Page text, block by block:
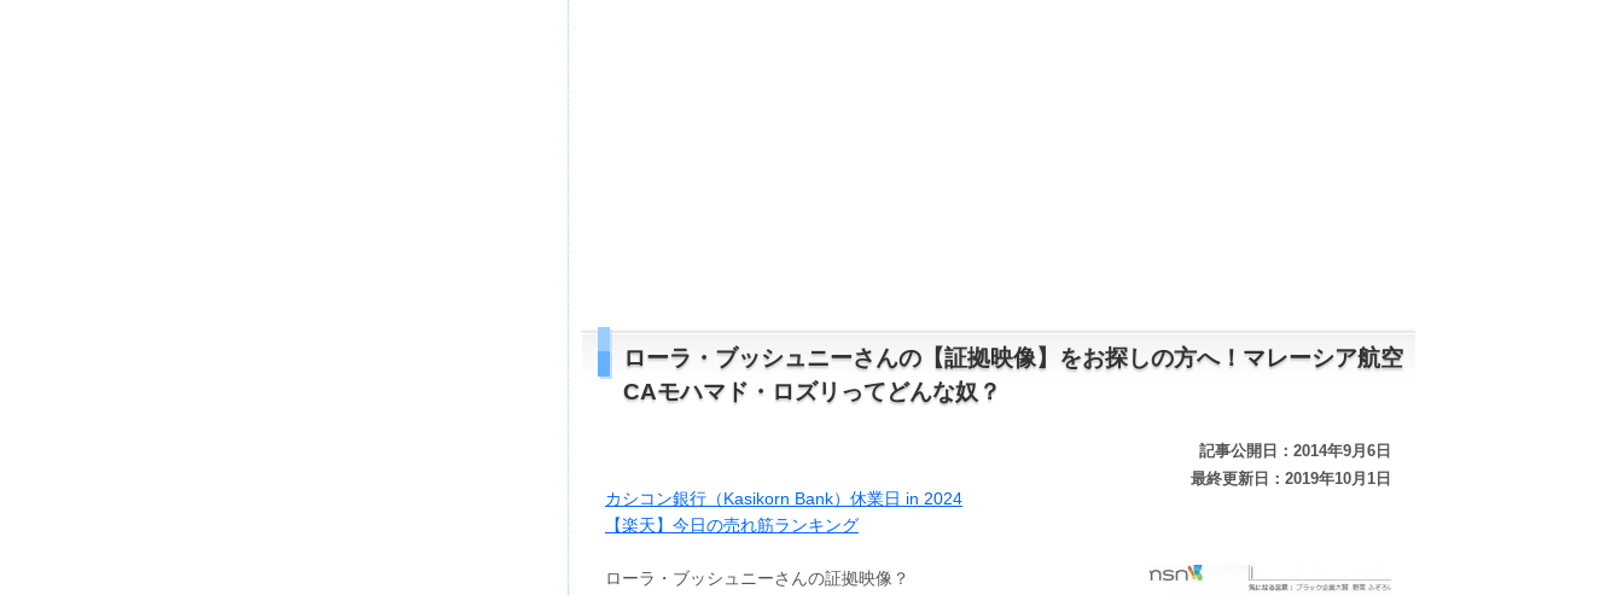
ローラ・ブッシュニーさんの【証拠映像】をお探しの方へ！マレーシア航空
CAモハマド・ロズリってどんな奴？
記事公開日：2014年9月6日
最終更新日：2019年10月1日
カシコン銀行（Kasikorn Bank）休業日 in 2024
【楽天】今日の売れ筋ランキング
ローラ・ブッシュニーさんの証拠映像？